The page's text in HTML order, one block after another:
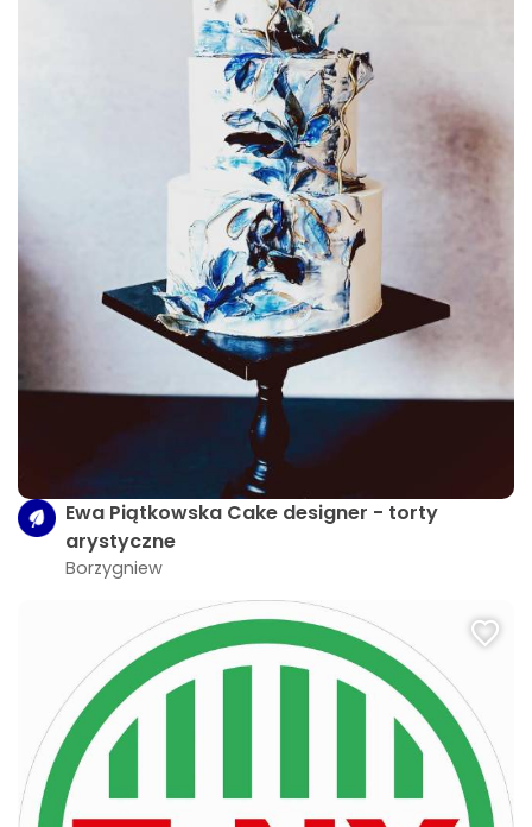
Ewa Piątkowska Cake designer - torty
arystyczne
Borzygniew